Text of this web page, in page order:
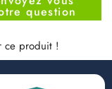
question
ce produit !